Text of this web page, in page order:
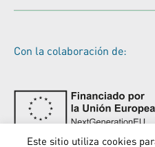
Con la colaboración de:
Este sitio utiliza cookies